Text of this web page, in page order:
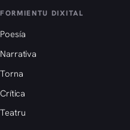
FORMIENTU DIXITAL
Poesía
Narrativa
Torna
Crítica
Teatru